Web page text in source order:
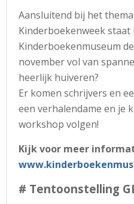
Aansluitend bij het
Kinderboekenweek staat
Kinderboekenmuseum
november vol van
heerlijk huiveren?
Er komen schrijvers en
een verhalendame en je
workshop volgen!
Kijk voor meer
# Tentoonstelling